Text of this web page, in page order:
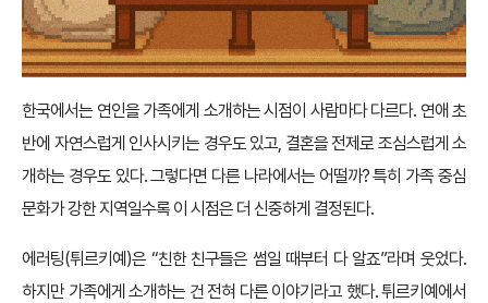
한국에서는 연인을 가족에게 소개하는 시점이 사람마다 다르다. 연애 초
반에 자연스럽게 인사시키는 경우도 있고, 결혼을 전제로 조심스럽게 소
개하는 경우도 있다. 그렇다면 다른 나라에서는 어떨까? 특히 가족 중심
문화가 강한 지역일수록 이 시점은 더 신중하게 결정된다.
에러팅(튀르키예)은 “친한 친구들은 썸일 때부터 다 알죠”라며 웃었다.
하지만 가족에게 소개하는 건 전혀 다른 이야기라고 했다. 튀르키예에서